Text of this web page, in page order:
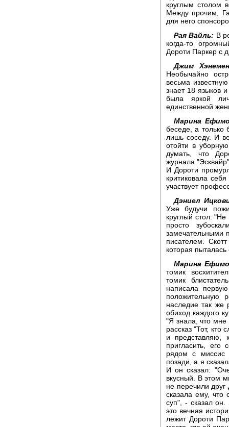
круглым столом
Между прочим,
для него
Рая Вайль: В
когда-то
Дороти Паркер с
Джим
Необычайно
весьма
знает 18 языков
была яркой
единственной
Марина
беседе, а только
лишь соседу. И
отойти в
думать, что
журнала
И Дороти
критиковала
участвует
Дэниел
Уже будучи
круглый стол:
просто
замечательными
писателем.
которая
Марина
томик
томик
написала
положительную
наследие так же
обиход каждого
"Я знала, что мне
рассказ "Тот, кто
и представляю,
пригласить,
рядом с миссис
позади, а я
И он сказал:
вкусный. В этом
не перечили друг
сказала ему,
суп", - сказал
это вечная
лежит Дороти